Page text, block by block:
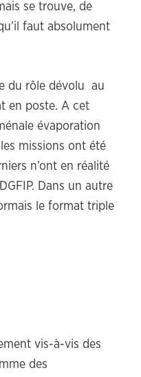
se trouve, de
faut absolument
du rôle dévolu au
en poste. A cet
évaporation
missions ont été
n’ont en réalité
Dans un autre
le format triple
vis-à-vis des
des